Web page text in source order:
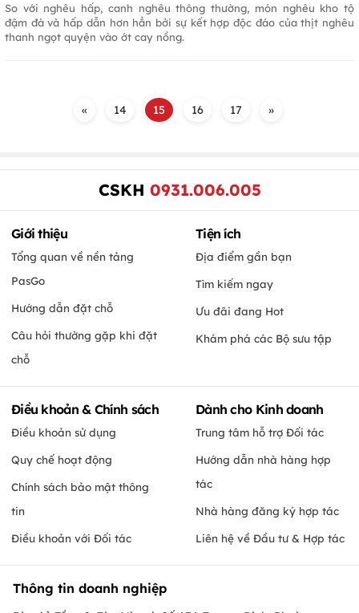
So với nghêu hấp, canh nghêu thông thường, món nghêu kho tộ
đậm đà và hấp dẫn hơn hẳn bởi sự kết hợp độc đáo của thịt nghêu
thanh ngọt quyện vào ớt cay nồng.
« 14 15 16 17 »
CSKH 0931.006.005
Giới thiệu
Tổng quan về nền tảng
PasGo
Hướng dẫn đặt chỗ
Câu hỏi thường gặp khi đặt
chỗ
Tiện ích
Địa điểm gần bạn
Tìm kiếm ngay
Ưu đãi đang Hot
Khám phá các Bộ sưu tập
Điều khoản & Chính sách
Điều khoản sử dụng
Quy chế hoạt động
Chính sách bảo mật thông
tin
Điều khoản với Đối tác
Dành cho Kinh doanh
Trung tâm hỗ trợ Đối tác
Hướng dẫn nhà hàng hợp
tác
Nhà hàng đăng ký hợp tác
Liên hệ về Đầu tư & Hợp tác
Thông tin doanh nghiệp